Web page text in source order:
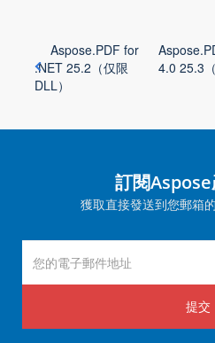
Aspose.PDF for
.NET 25.2（仅限
DLL）
4.0 25.3
訂閱
獲取直接發送到您郵箱
提交